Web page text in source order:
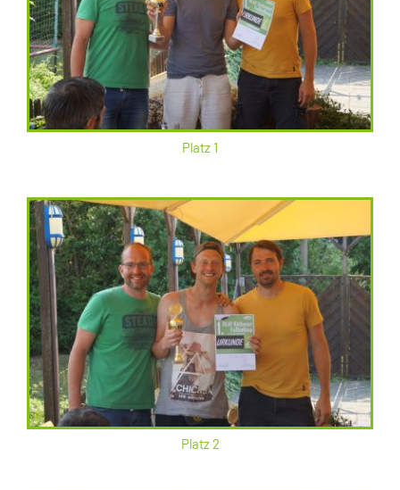
Platz 1
Platz 2